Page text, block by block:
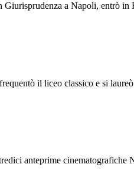
a Napoli, entrò
il liceo classico e si
anteprime cinematografiche